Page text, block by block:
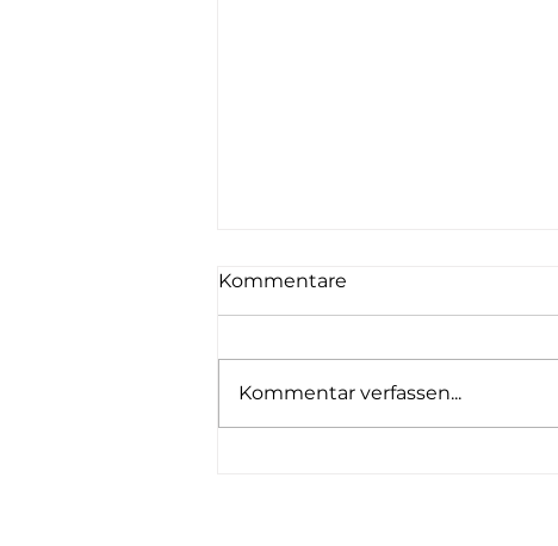
AOBP
Kommentare
Kommentar verfassen...